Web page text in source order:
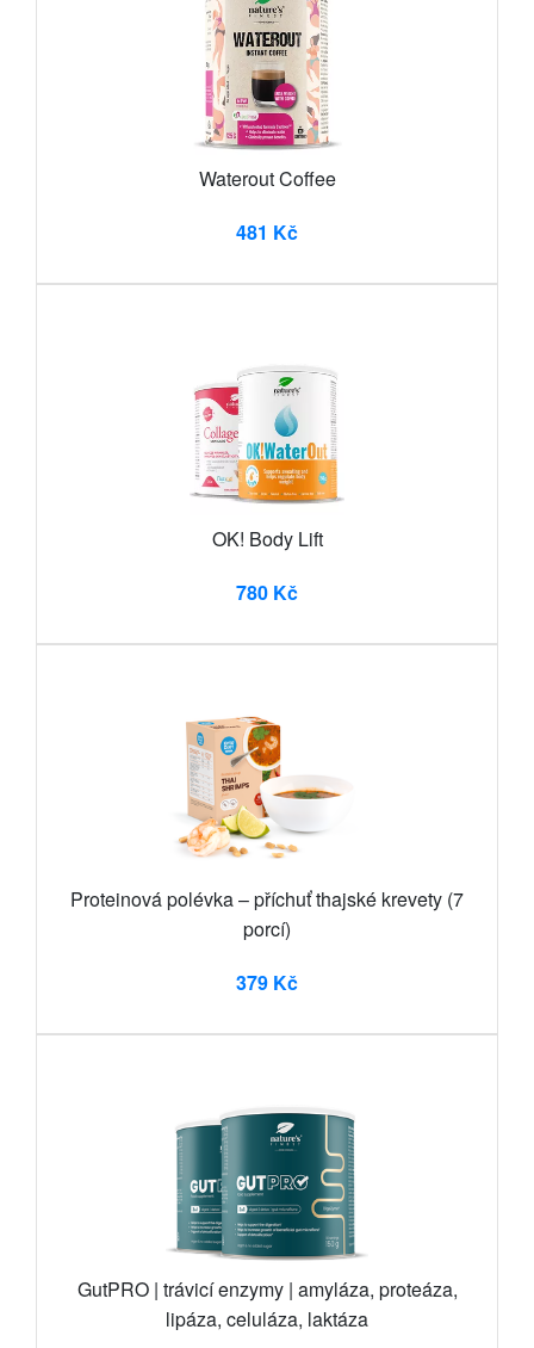
Waterout Coffee
481 Kč
OK! Body Lift
780 Kč
Proteinová polévka – příchuť thajské krevety (7
porcí)
379 Kč
GutPRO | trávicí enzymy | amyláza, proteáza,
lipáza, celuláza, laktáza